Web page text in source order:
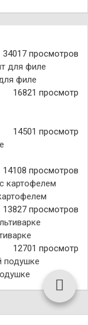
34017 просмотров
филе
16821 просмотр
14501 просмотр
14108 просмотров
13827 просмотров
12701 просмотр